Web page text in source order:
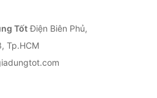
TốtĐiện Biên Phủ,
Tp.HCM